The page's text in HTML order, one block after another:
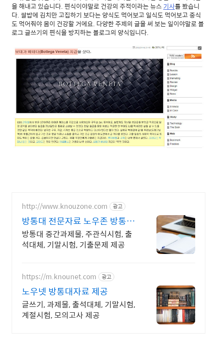
을 해내고 있습니다. 편식이야말로 건강의 주적이라는 뉴스기사를 봤습니
다. 쌀밥에 김치만 고집하기 보다는 양식도 먹어보고 일식도 먹어보고 중식
도 먹어줘야 몸이 건강할 거에요. 다양한 주제의 글을 써 보는 일이야말로 블
로그 글쓰기의 편식을 방지하는 블로그의 양식입니다.
http://www.knouzone.com 광고
방통대 전문자료 노우존 방통대
자료포털 NO.1
방통대 중간과제물, 주관식시험, 출
석대체, 기말시험, 기출문제 제공
https://m.knounet.com 광고
노우넷 방통대자료 제공
글쓰기, 과제물, 출석대체, 기말시험,
계절시험, 모의고사 제공